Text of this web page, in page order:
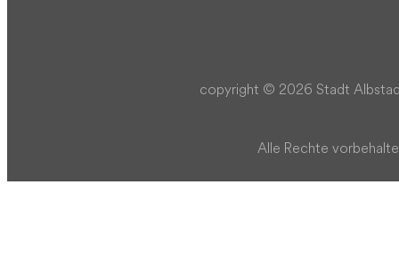
copyright © 2026 Stadt
Alle Rechte